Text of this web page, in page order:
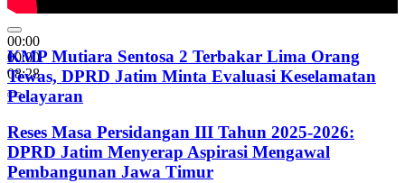
00:00
00:00
08:28
KMP Mutiara Sentosa 2 Terbakar Lima Orang
Tewas, DPRD Jatim Minta Evaluasi Keselamatan
Pelayaran
Reses Masa Persidangan III Tahun 2025-2026:
DPRD Jatim Menyerap Aspirasi Mengawal
Pembangunan Jawa Timur